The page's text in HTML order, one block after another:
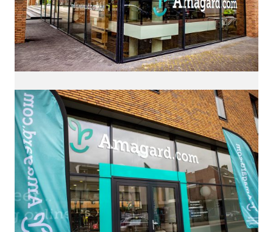
Ik hoor het graag!
Zoek je iemand om een openstaande functie als
ontwerper te vervullen of heb je een project waar je mij
voor in wil zetten? Neem gerustcontactop!
HALLO@SIEDSMEDEMBLIK.NL BEKIJK MIJN CV